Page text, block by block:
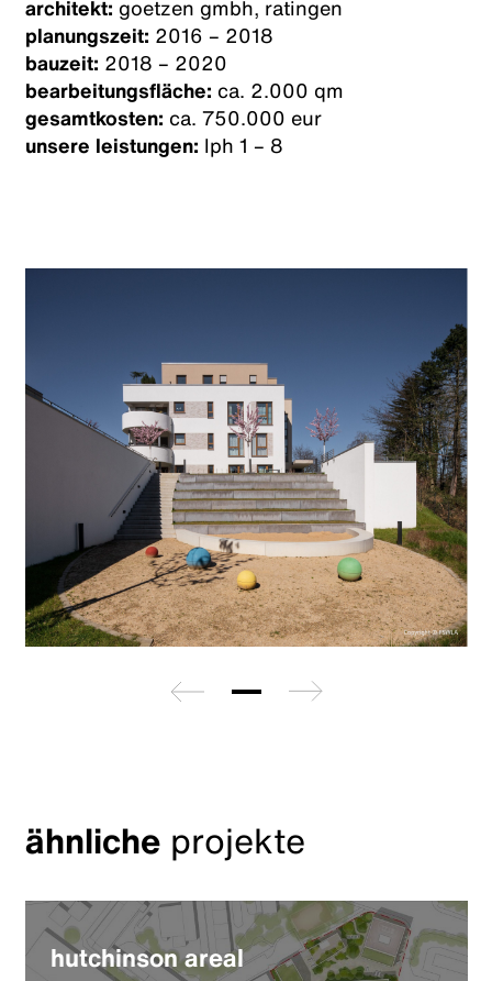
architekt: goetzen gmbh, ratingen
planungszeit: 2016 – 2018
bauzeit: 2018 – 2020
bearbeitungsfläche: ca. 2.000 qm
gesamtkosten: ca. 750.000 eur
unsere leistungen: lph 1 – 8
zurück weiter
ähnlicheprojekte
hutchinson areal